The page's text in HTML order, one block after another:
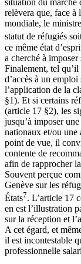
situation du marché
relèvera que, face à
mondiale, le
statut de réfugiés
ce même état
a cherché à
Finalement, tel
d’accès à un
l’application de la
§1). Et si certains
(article 17 §2), les
jusqu’à imposer
nationaux et/ou une
point de vue, il
contente de
afin de rapprocher
Souvent perçue
Genève sur les
États7. L’article 17
en est l’illustration
sur la réception et
A cet égard, et
il est incontestable
professionnelle